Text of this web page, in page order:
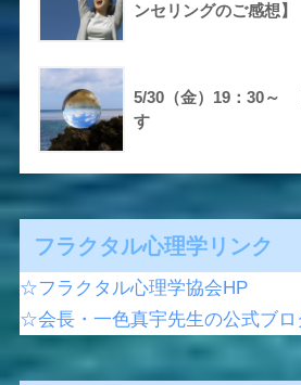
ンセリングのご感想】
5/30（金）19：30～
す
フラクタル心理学リンク
☆フラクタル心理学協会HP
☆会長・一色真宇先生の公式ブロ